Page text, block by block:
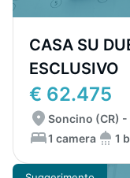
CASA SU
ESCLUSIVO
€ 62.475
Soncino (CR)
1 camera
1